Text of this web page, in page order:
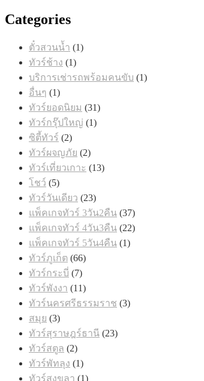
Categories
ตั๋วสวนน้ำ 11
ทัวร์ช้าง 11
สินค้า
บริการเช่ารถพร้อมคนขับ 11
อื่นๆ 11
สินค้า
ทัวร์ยอดนิยม 3131
ทัวร์กรุ๊ปใหญ่ 11
ซิตี้ทัวร์ 22
สินค้า
ทัวร์ผจญภัย 22
สินค้า
ทัวร์เที่ยวเกาะ 1313
โชว์ 55
สินค้า
ทัวร์วันเดียว 2323
สินค้า
แพ็คเกจทัวร์ 3วัน2คืน 3737
สินค้า
แพ็คเกจทัวร์ 4วัน3คืน 2222
แพ็คเกจทัวร์ 5วัน4คืน 11
ทัวร์ภูเก็ต 6666
ทัวร์กระบี่ 77
สินค้า
ทัวร์พังงา 1111
ทัวร์นครศรีธรรมราช 33
สมุย 33
สินค้า
ทัวร์สุราษฎร์ธานี 2323
ทัวร์สตูล 22
สินค้า
ทัวร์พัทลุง 11
สินค้า
ทัวร์สงขลา 11